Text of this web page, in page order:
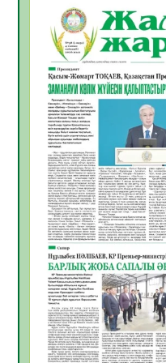
06.08.2026
Инфекциялық
жұмыстарының
06.08.2026
Көкжөтел ауруы
06.08.2026
АПВ вакцинасы
06.08.2026
Open Air:
департаменті 20
көрерменнің
06.08.2026
ҚЫЗЫЛОРДАДА
ЖАРҚЫН
МӘЖІЛІС ӨТТІ
05.08.2026